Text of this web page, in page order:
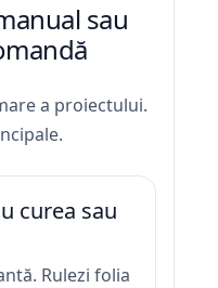
sau
a proiectului.
curea sau
Rulezi folia